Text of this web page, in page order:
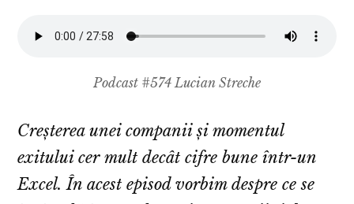
Podcast #574 Lucian Streche
Creșterea unei companii și momentul
exitului cer mult decât cifre bune într-un
Excel. În acest episod vorbim despre ce se